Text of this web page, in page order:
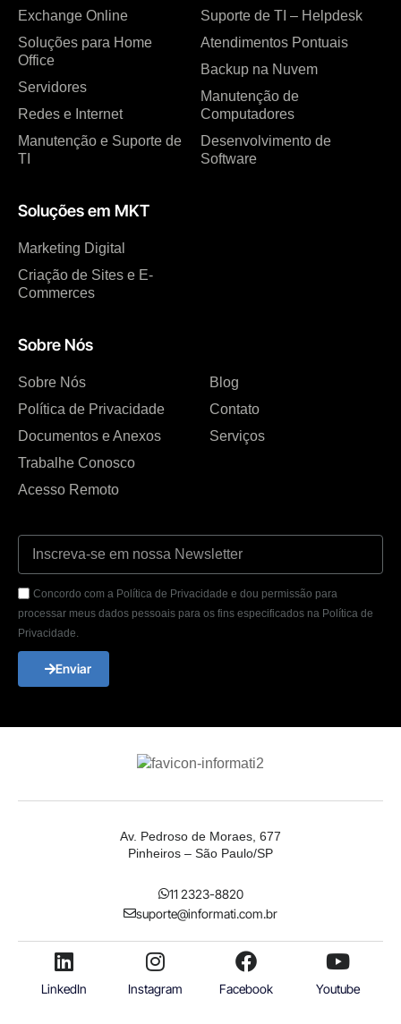
Exchange Online
Soluções para Home
Office
Servidores
Redes e Internet
Manutenção e Suporte de
TI
Suporte de TI – Helpdesk
Atendimentos Pontuais
Backup na Nuvem
Manutenção de
Computadores
Desenvolvimento de
Software
Soluções em MKT
Marketing Digital
Criação de Sites e E-
Commerces
Sobre Nós
Sobre Nós
Política de Privacidade
Documentos e Anexos
Trabalhe Conosco
Acesso Remoto
Blog
Contato
Serviços
Concordo com a Política de Privacidade e dou permissão para
processar meus dados pessoais para os fins especificados na Política de
Privacidade.
Enviar
Av. Pedroso de Moraes, 677
Pinheiros – São Paulo/SP
11 2323-8820
suporte@informati.com.br
LinkedIn Instagram Facebook Youtube